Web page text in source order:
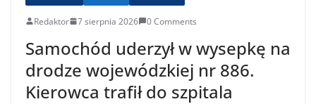
Redaktor 7 sierpnia 2026 0 Comments
Samochód uderzył w wysepkę na
drodze wojewódzkiej nr 886.
Kierowca trafił do szpitala